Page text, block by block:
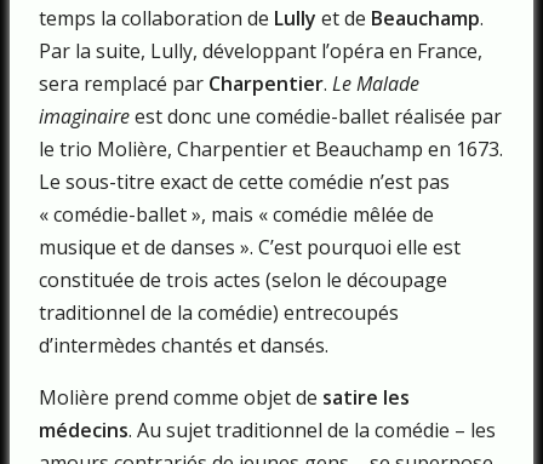
temps la collaboration de Lully et de Beauchamp.
Par la suite, Lully, développant l’opéra en France,
sera remplacé par Charpentier. Le Malade
imaginaireest donc une comédie-ballet réalisée par
le trio Molière, Charpentier et Beauchamp en 1673.
Le sous-titre exact de cette comédie n’est pas
« comédie-ballet », mais « comédie mêlée de
musique et de danses ». C’est pourquoi elle est
constituée de trois actes (selon le découpage
traditionnel de la comédie) entrecoupés
d’intermèdes chantés et dansés.
Molière prend comme objet de satire les
médecins. Au sujet traditionnel de la comédie – les